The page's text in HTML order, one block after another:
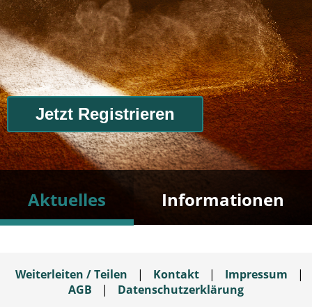
Jetzt Registrieren
Aktuelles Informationen
Weiterleiten / Teilen | Kontakt | Impressum
|
AGB
| Datenschutzerklärung